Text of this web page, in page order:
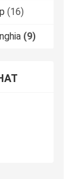
(16)
(9)